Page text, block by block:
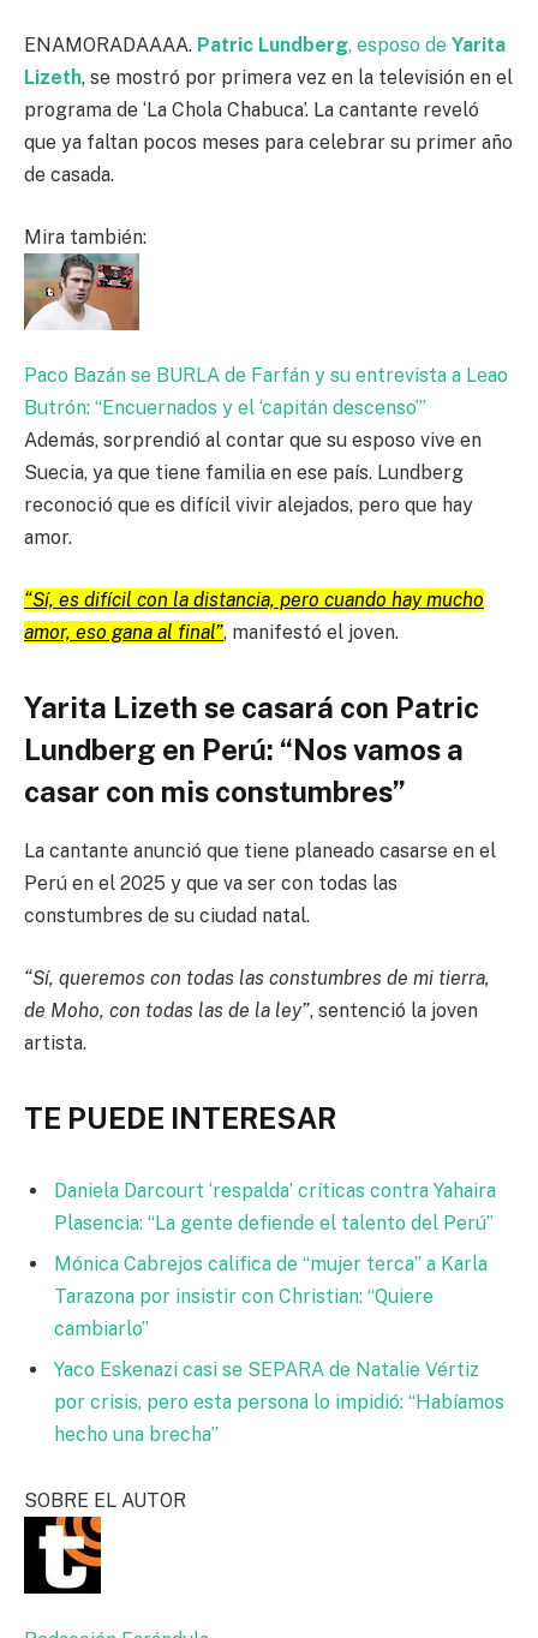
ENAMORADAAAA. Patric Lundberg, esposo de Yarita
Lizeth, se mostró por primera vez en la televisión en el
programa de ‘La Chola Chabuca’. La cantante reveló
que ya faltan pocos meses para celebrar su primer año
de casada.
Mira también:
Paco Bazán se BURLA de Farfán y su entrevista a Leao
Butrón: “Encuernados y el ‘capitán descenso’”
Además, sorprendió al contar que su esposo vive en
Suecia, ya que tiene familia en ese país. Lundberg
reconoció que es difícil vivir alejados, pero que hay
amor.
“Sí, es difícil con la distancia, pero cuando hay mucho
amor, eso gana al final”, manifestó el joven.
Yarita Lizeth se casará con Patric
Lundberg en Perú: “Nos vamos a
casar con mis constumbres”
La cantante anunció que tiene planeado casarse en el
Perú en el 2025 y que va ser con todas las
constumbres de su ciudad natal.
“Sí, queremos con todas las constumbres de mi tierra,
de Moho, con todas las de la ley”, sentenció la joven
artista.
TE PUEDE INTERESAR
Daniela Darcourt ‘respalda’ críticas contra Yahaira
Plasencia: “La gente defiende el talento del Perú”
Mónica Cabrejos califica de “mujer terca” a Karla
Tarazona por insistir con Christian: “Quiere
cambiarlo”
Yaco Eskenazi casi se SEPARA de Natalie Vértiz
por crisis, pero esta persona lo impidió: “Habíamos
hecho una brecha”
SOBRE EL AUTOR